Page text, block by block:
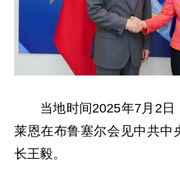
当地时间2025年7月2
莱恩在布鲁塞尔会见中共中
长王毅。